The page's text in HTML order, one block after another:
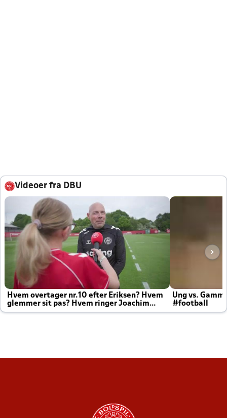
Videoer fra DBU
Hvem overtager nr.10 efter Eriksen? Hvem
glemmer sit pas? Hvem ringer Joachim
altid til efter kampe?
Ung vs.
#football